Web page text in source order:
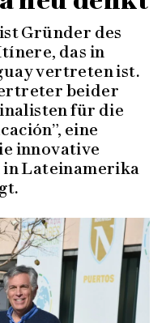
Gründer des
das in
vertreten ist.
beider
für die
eine
innovative
Lateinamerika